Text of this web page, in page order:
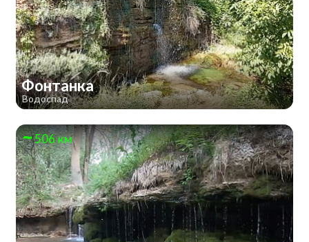
Фонтанка
Водоспад
506 км